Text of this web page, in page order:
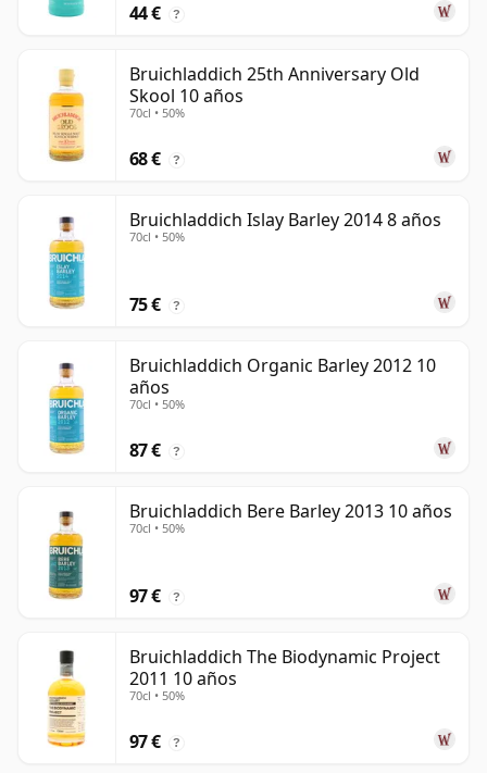
44 € ?
Bruichladdich 25th Anniversary Old
Skool 10 años
70cl • 50%
68 € ?
Bruichladdich Islay Barley 2014 8 años
70cl • 50%
75 € ?
Bruichladdich Organic Barley 2012 10
años
70cl • 50%
87 € ?
Bruichladdich Bere Barley 2013 10 años
70cl • 50%
97 € ?
Bruichladdich The Biodynamic Project
2011 10 años
70cl • 50%
97 € ?